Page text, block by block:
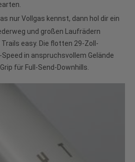
nur Vollgas kennst, dann hol dir ein
und großen Laufrädern
easy. Die flotten 29-Zoll-
in anspruchsvollem Gelände
für Full-Send-Downhills.